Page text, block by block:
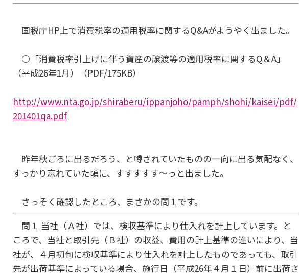
国税庁HP上で消費税率の適用税率に関するQ&Aがようやく出ました。
○「消費税率引上げに伴う資産の譲渡等の適用税率に関するQ＆A」
（平成26年1月）（PDF/175KB）
http://www.nta.go.jp/shiraberu/ippanjoho/pamph/shohi/kaisei/pdf/
201401qa.pdf
昨年秋ごろに出るだろう、と噂されていたものの一向に出る気配なく、
すっかり忘れていた頃に、すすすすす～っと出ました。
さっそく確認したところ、まさかの問１です。
問１ 当社（Ａ社）では、検収基準により仕入れを計上しています。と
ころで、当社と取引先（Ｂ社）の収益、費用の計上基準の違いにより、当
社が、４月初旬に検収基準により仕入れを計上したものであっても、取引
先が出荷基準によっている場合、施行日（平成26年４月１日）前に出荷さ